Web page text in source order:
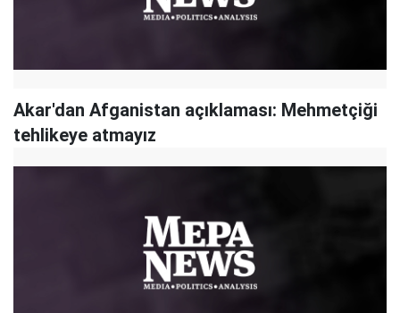
Akar'dan Afganistan açıklaması: Mehmetçiği
tehlikeye atmayız